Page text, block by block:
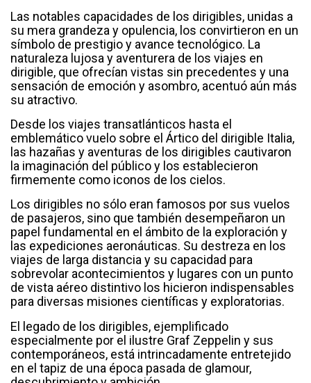
Las notables capacidades de los dirigibles, unidas a
su mera grandeza y opulencia, los convirtieron en un
símbolo de prestigio y avance tecnológico. La
naturaleza lujosa y aventurera de los viajes en
dirigible, que ofrecían vistas sin precedentes y una
sensación de emoción y asombro, acentuó aún más
su atractivo.
Desde los viajes transatlánticos hasta el
emblemático vuelo sobre el Ártico del dirigible Italia,
las hazañas y aventuras de los dirigibles cautivaron
la imaginación del público y los establecieron
firmemente como iconos de los cielos.
Los dirigibles no sólo eran famosos por sus vuelos
de pasajeros, sino que también desempeñaron un
papel fundamental en el ámbito de la exploración y
las expediciones aeronáuticas. Su destreza en los
viajes de larga distancia y su capacidad para
sobrevolar acontecimientos y lugares con un punto
de vista aéreo distintivo los hicieron indispensables
para diversas misiones científicas y exploratorias.
El legado de los dirigibles, ejemplificado
especialmente por el ilustre Graf Zeppelin y sus
contemporáneos, está intrincadamente entretejido
en el tapiz de una época pasada de glamour,